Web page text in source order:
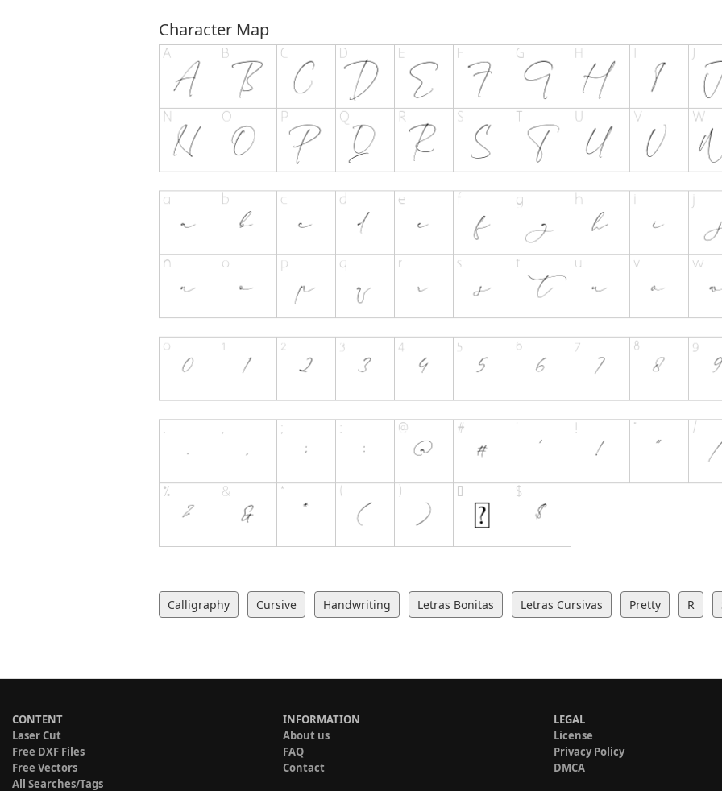
Character Map
Calligraphy Cursive Handwriting Letras Bonitas Letras Cursivas Pretty R
CONTENT
Laser Cut
Free DXF Files
Free Vectors
All Searches/Tags
INFORMATION
About us
FAQ
Contact
LEGAL
License
Privacy Policy
DMCA